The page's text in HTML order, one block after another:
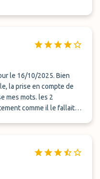
le 16/10/2025. Bien
la prise en compte de
mes mots. les 2
comme il le fallait. si
point de rencontre. Je